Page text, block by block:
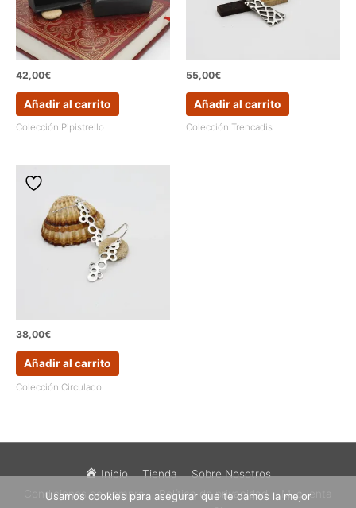
42,00€
Añadir al carrito
Colección Pipistrello
55,00€
Añadir al carrito
Colección Trencadis
38,00€
Añadir al carrito
Colección Circulado
Inicio Tienda
Sobre Nosotros
Condiciones de compra
Política de privacidad
Mi cuenta
Usamos cookies para asegurar que te damos la mejor